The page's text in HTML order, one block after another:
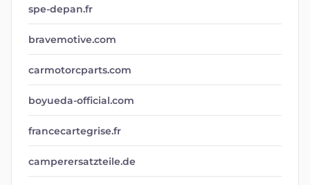
spe-depan.fr
bravemotive.com
carmotorcparts.com
boyueda-official.com
francecartegrise.fr
camperersatzteile.de